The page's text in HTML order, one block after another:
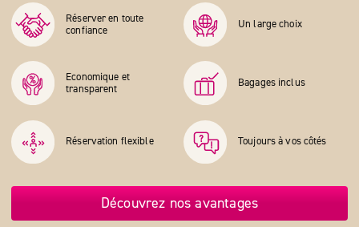
Réserver en toute
confiance
Un large choix
Economique et
transparent
Bagages inclus
Réservation flexible Toujours à vos côtés
Découvrez nos avantages